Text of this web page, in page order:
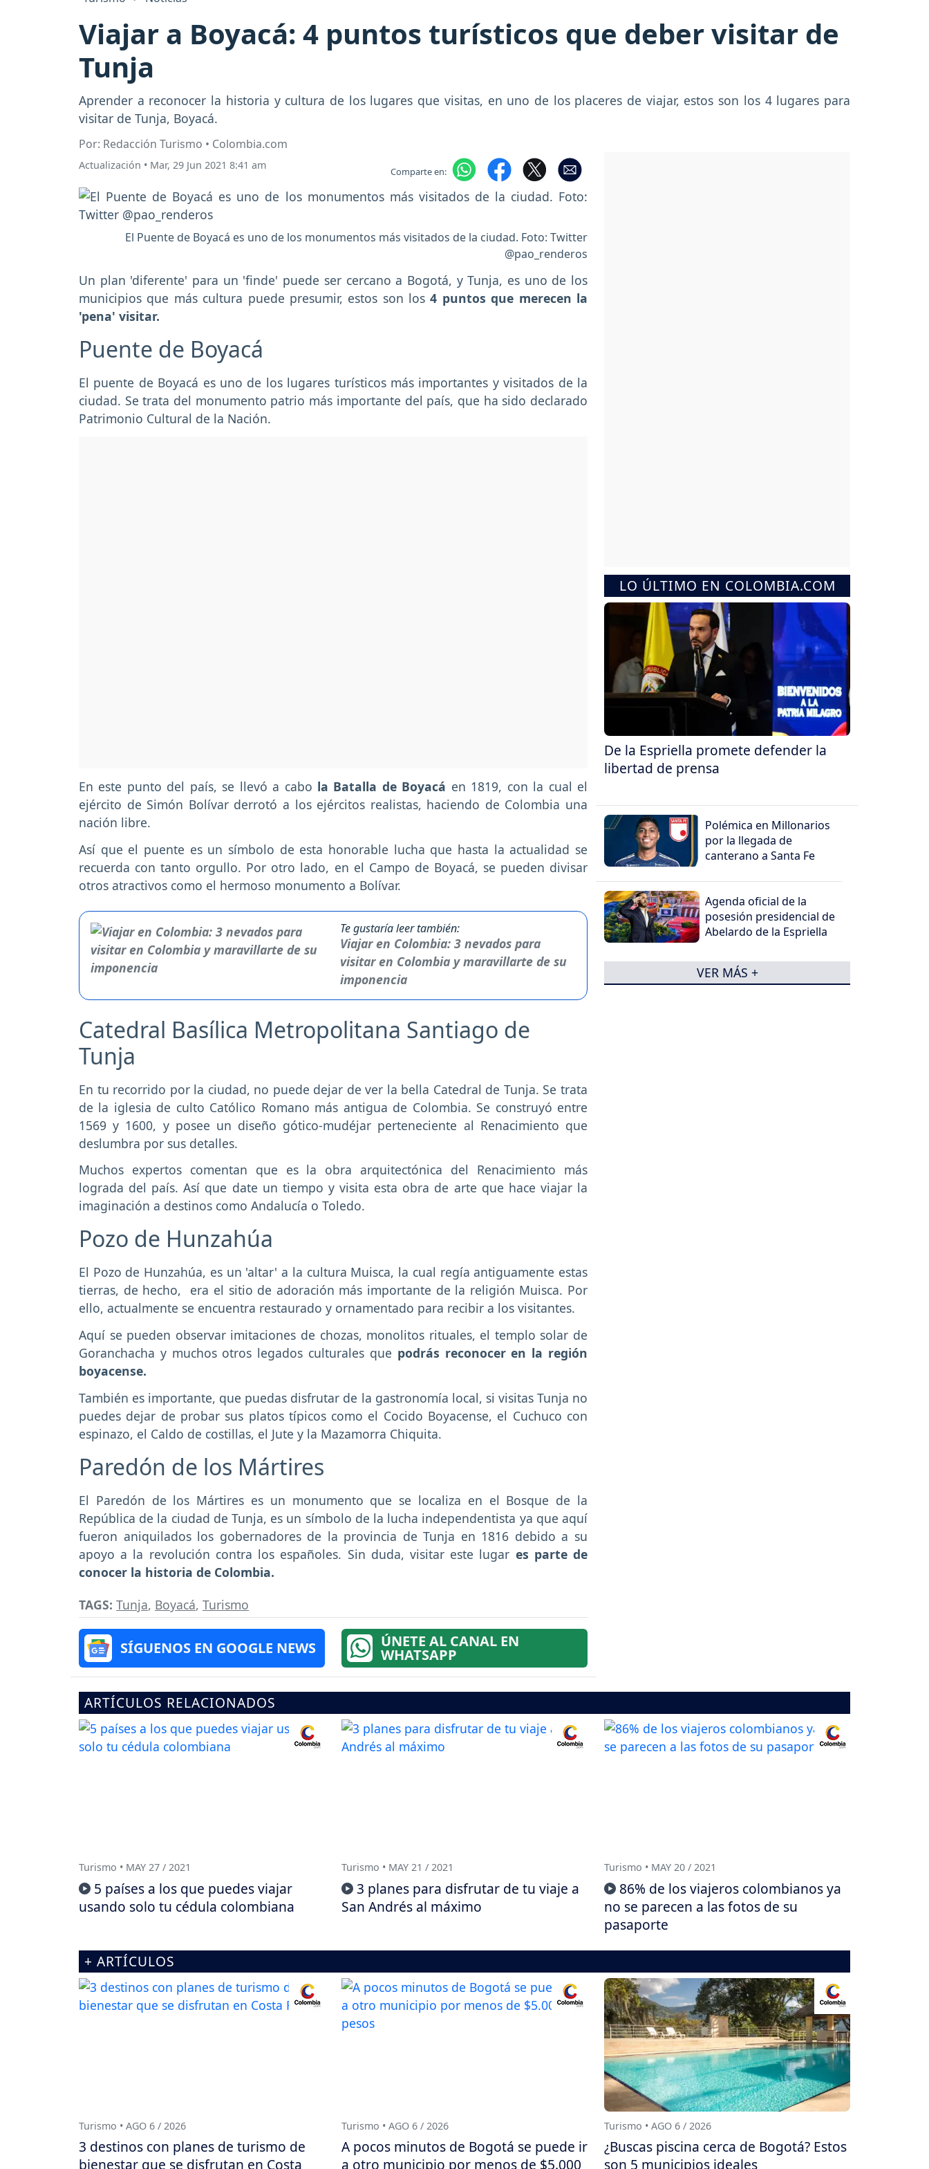
Viajar a Boyacá: 4 puntos turísticos que deber visitar de
Tunja
Aprender a reconocer la historia y cultura de los lugares que visitas, en uno de los placeres de viajar, estos son los 4 lugares para
visitar de Tunja, Boyacá.
Por: Redacción Turismo • Colombia.com
Actualización • Mar, 29 Jun 2021 8:41 am Comparte en:
El Puente de Boyacá es uno de los monumentos más visitados de la ciudad. Foto: Twitter
@pao_renderos
Un plan 'diferente' para un 'finde' puede ser cercano a Bogotá, y Tunja, es uno de los
municipios que más cultura puede presumir, estos son los 4 puntos que merecen la
'pena' visitar.
Puente de Boyacá
El puente de Boyacá es uno de los lugares turísticos más importantes y visitados de la
ciudad. Se trata del monumento patrio más importante del país, que ha sido declarado
Patrimonio Cultural de la Nación.
En este punto del país, se llevó a cabo la Batalla de Boyacá en 1819, con la cual el
ejército de Simón Bolívar derrotó a los ejércitos realistas, haciendo de Colombia una
nación libre.
Así que el puente es un símbolo de esta honorable lucha que hasta la actualidad se
recuerda con tanto orgullo. Por otro lado, en el Campo de Boyacá, se pueden divisar
otros atractivos como el hermoso monumento a Bolívar.
Te gustaría leer también:
Viajar en Colombia: 3 nevados para
visitar en Colombia y maravillarte de su
imponencia
Catedral Basílica Metropolitana Santiago de
Tunja
En tu recorrido por la ciudad, no puede dejar de ver la bella Catedral de Tunja. Se trata
de la iglesia de culto Católico Romano más antigua de Colombia. Se construyó entre
1569 y 1600, y posee un diseño gótico-mudéjar perteneciente al Renacimiento que
deslumbra por sus detalles.
Muchos expertos comentan que es la obra arquitectónica del Renacimiento más
lograda del país. Así que date un tiempo y visita esta obra de arte que hace viajar la
imaginación a destinos como Andalucía o Toledo.
Pozo de Hunzahúa
El Pozo de Hunzahúa, es un 'altar' a la cultura Muisca, la cual regía antiguamente estas
tierras, de hecho, era el sitio de adoración más importante de la religión Muisca. Por
ello, actualmente se encuentra restaurado y ornamentado para recibir a los visitantes.
Aquí se pueden observar imitaciones de chozas, monolitos rituales, el templo solar de
Goranchacha y muchos otros legados culturales que podrás reconocer en la región
boyacense.
También es importante, que puedas disfrutar de la gastronomía local, si visitas Tunja no
puedes dejar de probar sus platos típicos como el Cocido Boyacense, el Cuchuco con
espinazo, el Caldo de costillas, el Jute y la Mazamorra Chiquita.
Paredón de los Mártires
El Paredón de los Mártires es un monumento que se localiza en el Bosque de la
República de la ciudad de Tunja, es un símbolo de la lucha independentista ya que aquí
fueron aniquilados los gobernadores de la provincia de Tunja en 1816 debido a su
apoyo a la revolución contra los españoles. Sin duda, visitar este lugar es parte de
conocer la historia de Colombia.
TAGS: Tunja, Boyacá, Turismo
SÍGUENOS EN GOOGLE NEWS ÚNETE AL CANAL EN
WHATSAPP
LO ÚLTIMO EN COLOMBIA.COM
De la Espriella promete defender la
libertad de prensa
Polémica en Millonarios
por la llegada de
canterano a Santa Fe
Agenda oficial de la
posesión presidencial de
Abelardo de la Espriella
VER MÁS +
ARTÍCULOS RELACIONADOS
Turismo • MAY 27 / 2021
5 países a los que puedes viajar
usando solo tu cédula colombiana
Turismo • MAY 21 / 2021
3 planes para disfrutar de tu viaje a
San Andrés al máximo
Turismo • MAY 20 / 2021
86% de los viajeros colombianos ya
no se parecen a las fotos de su
pasaporte
+ ARTÍCULOS
Turismo • AGO 6 / 2026
3 destinos con planes de turismo de
bienestar que se disfrutan en Costa
Turismo • AGO 6 / 2026
A pocos minutos de Bogotá se puede ir
a otro municipio por menos de $5.000
Turismo • AGO 6 / 2026
¿Buscas piscina cerca de Bogotá? Estos
son 5 municipios ideales